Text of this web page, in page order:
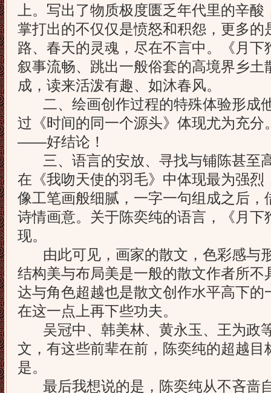
上。写出了物质极度匮乏年代里的辛
掌打出的不仅仅是愤怒和积怨，更多的
路、春天的灵魂，尽在不言中。《月
叙事流畅、跳出一般俗套的高境界乡土
成，读来活泼有趣、如沐春风。
二、绘画创作过程的特殊体验形成
过《时间的同一个源头》体现尤为充分
——好结论！
三、语言的安放、寻找与铺陈甚至
在《我吻天使的羽毛》中体现最为强烈
像工笔画般细腻，一字一句组成之后，
诗情画意。关于陈奕纯的语言，《月下
现。
由此可见，画家的散文，色彩感与
结构美与布局美是一般的散文作者所不
达与角色超越也是散文创作水平高下的
在这一点上再下些功夫。
吴冠中、韩美林、黄永玉、王为政
文，有这些前辈在前，陈奕纯的超越目
是。
最后我想说的是，陈奕纯从不吝啬